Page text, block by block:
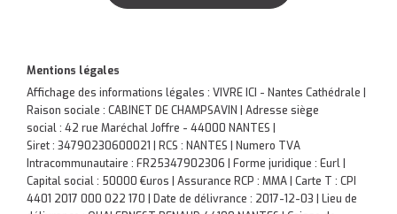
Mentions légales
Affichage des informations légales : VIVRE ICI - Nantes Cathédrale |
Raison sociale : CABINET DE CHAMPSAVIN | Adresse siège
social : 42 rue Maréchal Joffre - 44000 NANTES |
Siret : 34790230600021 | RCS : NANTES | Numero TVA
Intracommunautaire : FR25347902306 | Forme juridique : Eurl |
Capital social : 50000 €uros | Assurance RCP : MMA | Carte T : CPI
4401 2017 000 022 170 | Date de délivrance : 2017-12-03 | Lieu de